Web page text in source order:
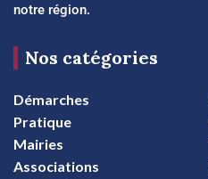
notre région.
Nos catégories
Démarches
Pratique
Mairies
Associations